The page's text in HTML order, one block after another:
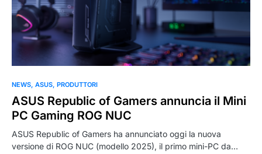
NEWS ASUS PRODUTTORI
ASUS Republic of Gamers annuncia il Mini
PC Gaming ROG NUC
ASUS Republic of Gamers ha annunciato oggi la nuova
versione di ROG NUC (modello 2025), il primo mini-PC da…